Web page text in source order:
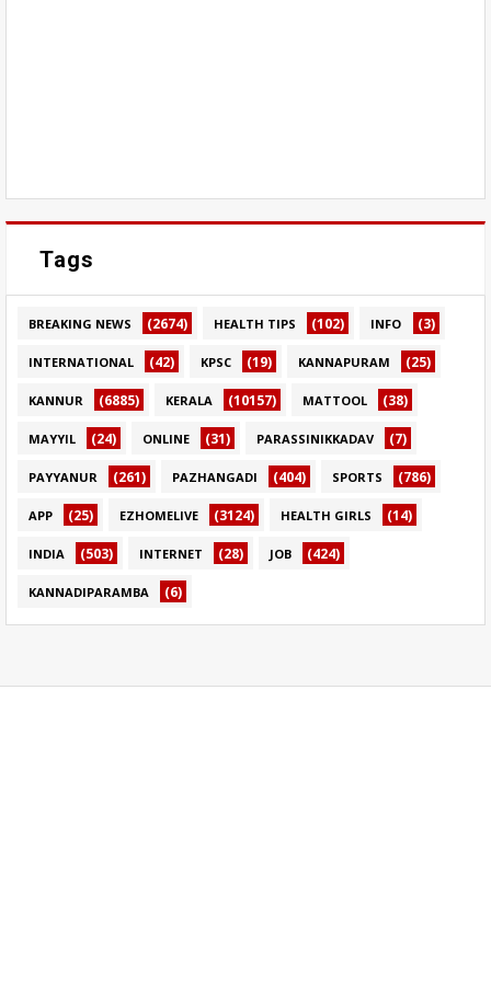
Tags
BREAKING NEWS (2674) HEALTH TIPS (102) INFO (3)
INTERNATIONAL (42) KPSC (19) KANNAPURAM (25)
KANNUR (6885) KERALA (10157) MATTOOL (38)
MAYYIL (24) ONLINE (31) PARASSINIKKADAV (7)
PAYYANUR (261) PAZHANGADI (404) SPORTS (786)
APP (25) EZHOMELIVE (3124) HEALTH GIRLS (14)
INDIA (503) INTERNET (28) JOB (424)
KANNADIPARAMBA (6)